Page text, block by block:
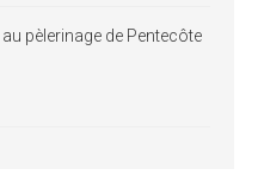
pèlerinage de Pentecôte